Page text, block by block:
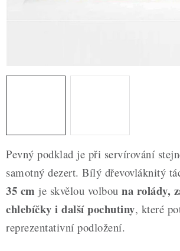
NOVÉ ZBOŽÍ
Nepřevzetí zásilky na dobírku
Hodnocení obchodu
Blog
Moje
Podmínky ochrany osobních údajů
Pevný podklad je při servírování
samotný dezert. Bílý dřevovláknitý
35 cm je skvělou volbou na rolády,
chlebíčky i další pochutiny, které
reprezentativní podložení.